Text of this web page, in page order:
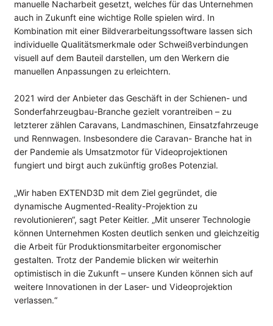
manuelle Nacharbeit gesetzt, welches für das Unternehmen
auch in Zukunft eine wichtige Rolle spielen wird. In
Kombination mit einer Bildverarbeitungssoftware lassen sich
individuelle Qualitätsmerkmale oder Schweißverbindungen
visuell auf dem Bauteil darstellen, um den Werkern die
manuellen Anpassungen zu erleichtern.
2021 wird der Anbieter das Geschäft in der Schienen- und
Sonderfahrzeugbau-Branche gezielt vorantreiben – zu
letzterer zählen Caravans, Landmaschinen, Einsatzfahrzeuge
und Rennwagen. Insbesondere die Caravan- Branche hat in
der Pandemie als Umsatzmotor für Videoprojektionen
fungiert und birgt auch zukünftig großes Potenzial.
„Wir haben EXTEND3D mit dem Ziel gegründet, die
dynamische Augmented-Reality-Projektion zu
revolutionieren“, sagt Peter Keitler. „Mit unserer Technologie
können Unternehmen Kosten deutlich senken und gleichzeitig
die Arbeit für Produktionsmitarbeiter ergonomischer
gestalten. Trotz der Pandemie blicken wir weiterhin
optimistisch in die Zukunft – unsere Kunden können sich auf
weitere Innovationen in der Laser- und Videoprojektion
verlassen.“